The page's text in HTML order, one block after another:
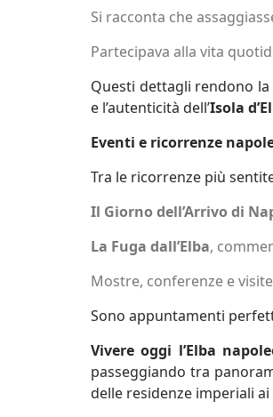
Si racconta che
Partecipava alla vita
Questi dettagli rendono
e l’autenticità dell’Isola
Eventi e ricorrenze
Tra le ricorrenze più
Il Giorno dell’Arrivo di
La Fuga dall’Elba,
Mostre, conferenze e
Sono appuntamenti
Vivere oggi l’Elba
passeggiando tra
delle residenze imperiali